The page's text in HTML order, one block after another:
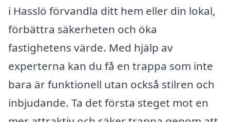
i Hasslö förvandla ditt hem eller din lokal,
förbättra säkerheten och öka
fastighetens värde. Med hjälp av
experterna kan du få en trappa som inte
bara är funktionell utan också stilren och
inbjudande. Ta det första steget mot en